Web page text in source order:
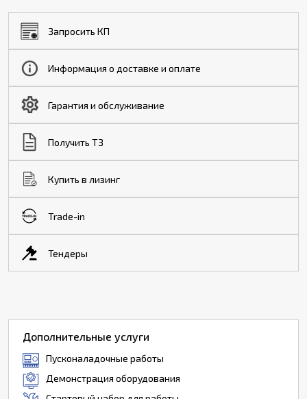
Запросить КП
Информация о доставке и оплате
Гарантия и обслуживание
Получить ТЗ
Купить в лизинг
Trade-in
Тендеры
Дополнительные услуги
Пусконаладочные работы
Демонстрация оборудования